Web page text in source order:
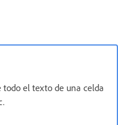
el texto de una celda